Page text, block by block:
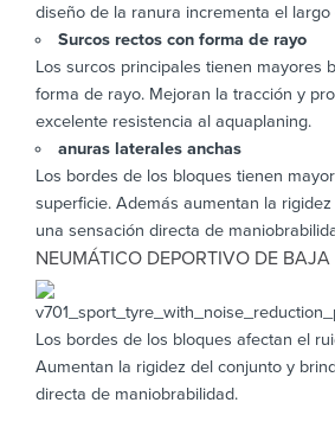
diseño de la ranura incrementa el
Surcos rectos con forma de rayo
Los surcos principales tienen mayores
forma de rayo. Mejoran la tracción y
excelente resistencia al aquaplaning.
anuras laterales anchas
Los bordes de los bloques tienen
superficie. Además aumentan la
una sensación directa de
NEUMÁTICO DEPORTIVO DE
Los bordes de los bloques afectan el
Aumentan la rigidez del conjunto y
directa de maniobrabilidad.